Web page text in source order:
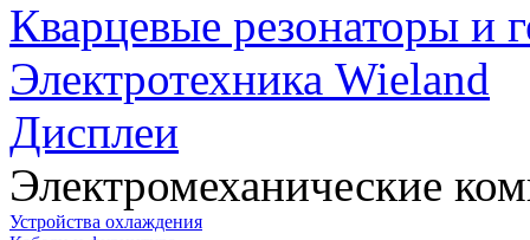
Кварцевые резонаторы и
Электротехника Wieland
Дисплеи
Электромеханические
Устройства охлаждения